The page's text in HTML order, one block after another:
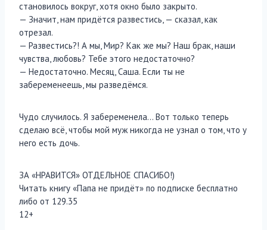
становилось вокруг, хотя окно было закрыто.
— Значит, нам придётся развестись, — сказал, как
отрезал.
— Развестись?! А мы, Мир? Как же мы? Наш брак, наши
чувства, любовь? Тебе этого недостаточно?
— Недостаточно. Месяц, Саша. Если ты не
забеременеешь, мы разведёмся.
Чудо случилось. Я забеременела… Вот только теперь
сделаю всё, чтобы мой муж никогда не узнал о том, что у
него есть дочь.
ЗА «НРАВИТСЯ» ОТДЕЛЬНОЕ СПАСИБО!)
Читать книгу «Папа не придёт» по подписке бесплатно
либо от 129.35
12+